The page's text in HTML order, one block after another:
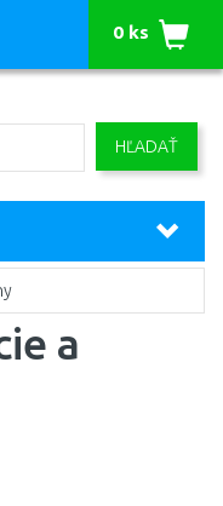
HĽADAŤ
0 ks
a